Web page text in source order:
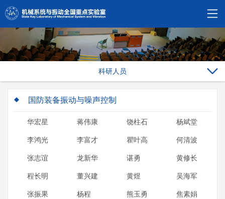
科研人员
国防装备振动与噪声控制
华宏星 蒋伟康 饶柱石 杨斌堂
李鸿光 李富才 瞿叶高 何清波
张志谊 龙新华 谌勇 黄修长
程长明 董兴建 黄煜 吴海军
张振果 杨程 熊玉勇 焦素娟